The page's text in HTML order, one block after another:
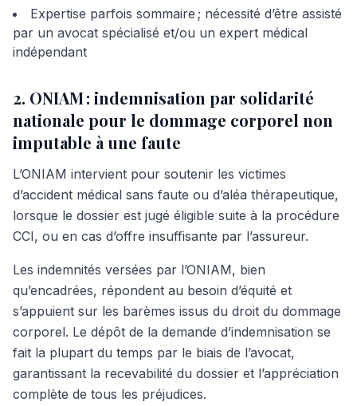
Expertise parfois sommaire ; nécessité d’être assisté
par un avocat spécialisé et/ou un expert médical
indépendant
2. ONIAM : indemnisation par solidarité
nationale pour le dommage corporel non
imputable à une faute
L’ONIAM intervient pour soutenir les victimes
d’accident médical sans faute ou d’aléa thérapeutique,
lorsque le dossier est jugé éligible suite à la procédure
CCI, ou en cas d’offre insuffisante par l’assureur.
Les indemnités versées par l’ONIAM, bien
qu’encadrées, répondent au besoin d’équité et
s’appuient sur les barèmes issus du droit du dommage
corporel. Le dépôt de la demande d’indemnisation se
fait la plupart du temps par le biais de l’avocat,
garantissant la recevabilité du dossier et l’appréciation
complète de tous les préjudices.